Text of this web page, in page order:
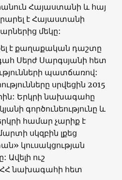
հանուն Հայաստանի և հայ
է Հայաստանի
մեկը:
է քաղաքական դաշտը
Սերժ Սարգսյանի հետ
պատճառով:
սրվեցին 2015
Երկրի նախագահը
գործունեությունը և
համար չարիք է
սկզբին լքեց
կուսակցության
ուշ
ՀՀ նախագահի հետ